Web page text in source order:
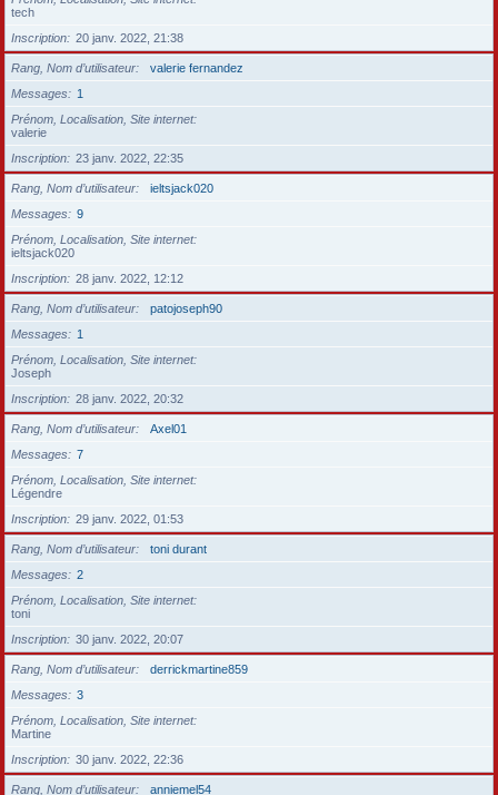
tech
Inscription
20 janv. 2022, 21:38
Rang, Nom d’utilisateur
valerie fernandez
Messages
1
Prénom, Localisation, Site internet
valerie
Inscription
23 janv. 2022, 22:35
Rang, Nom d’utilisateur
ieltsjack020
Messages
9
Prénom, Localisation, Site internet
ieltsjack020
Inscription
28 janv. 2022, 12:12
Rang, Nom d’utilisateur
patojoseph90
Messages
1
Prénom, Localisation, Site internet
Joseph
Inscription
28 janv. 2022, 20:32
Rang, Nom d’utilisateur
Axel01
Messages
7
Prénom, Localisation, Site internet
Légendre
Inscription
29 janv. 2022, 01:53
Rang, Nom d’utilisateur
toni durant
Messages
2
Prénom, Localisation, Site internet
toni
Inscription
30 janv. 2022, 20:07
Rang, Nom d’utilisateur
derrickmartine859
Messages
3
Prénom, Localisation, Site internet
Martine
Inscription
30 janv. 2022, 22:36
Rang, Nom d’utilisateur
anniemel54